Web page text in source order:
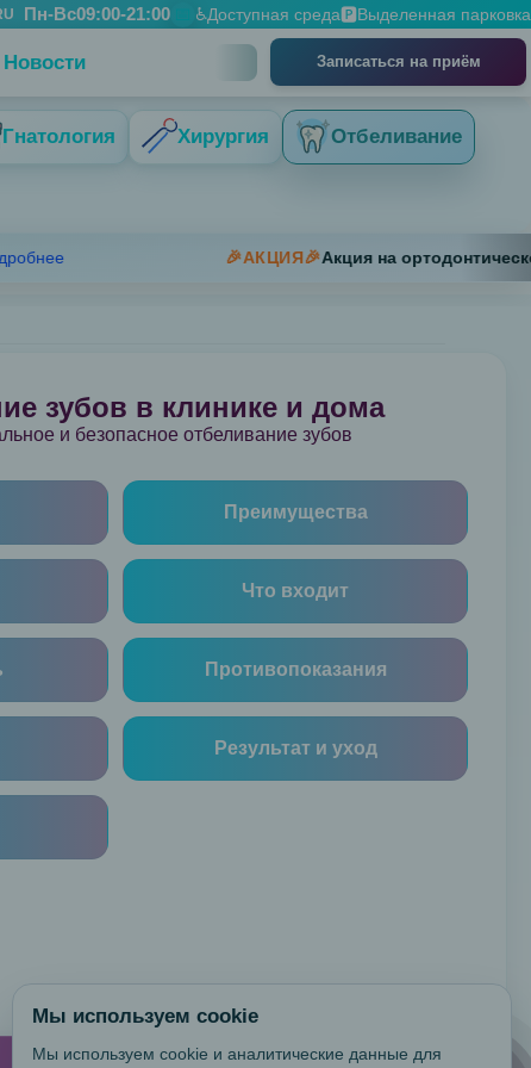
Пн-Вс09:00-21:00 📅 ♿Доступная среда
Доступная среда
🅿️Выделенная парковка
Выделенная парковка
Новости Записаться на приём
Гнатология Хирургия Отбеливание
🎉АКЦИЯ🎉Акция на ортодонтическое
зубов в клинике и дома
и безопасное отбеливание зубов
Преимущества
Что входит
Противопоказания
Результат и уход
Мы используем cookie
Мы используем cookie и аналитические данные для